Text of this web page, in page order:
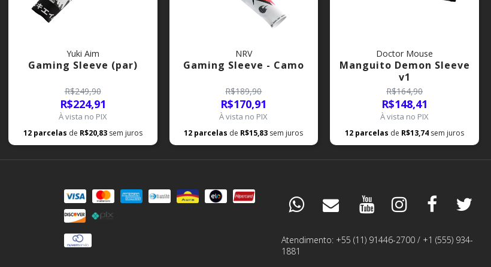
Yuki Aim
Gaming Sleeve (par)
R$249,90
R$224,91
À vista no PIX
12 parcelas de R$20,83 sem juros
NRV
Gaming Sleeve - Camo
R$189,90
R$170,91
À vista no PIX
12 parcelas de R$15,83 sem juros
Doctor Mouse
Manguito Demon Sleeve
v1
R$164,90
R$148,41
À vista no PIX
12 parcelas de R$13,74 sem juros
Atendimento: +55 (11) 91446-2700 / +1 (555) 934-
1881